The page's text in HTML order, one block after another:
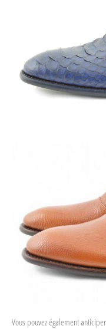
Vous pouvez également